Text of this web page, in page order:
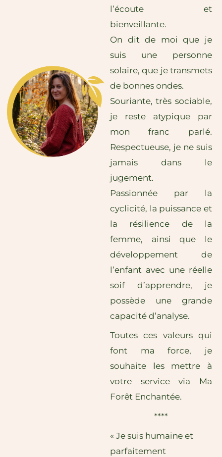
l’écoute et
bienveillante.
On dit de moi que je
suis une personne
solaire, que je transmets
de bonnes ondes.
Souriante, très sociable,
je reste atypique par
mon franc parlé.
Respectueuse, je ne suis
jamais dans le
jugement.
Passionnée par la
cyclicité, la puissance et
la résilience de la
femme, ainsi que le
développement de
l’enfant avec une réelle
soif d’apprendre, je
possède une grande
capacité d’analyse.
Toutes ces valeurs qui
font ma force, je
souhaite les mettre à
votre service via Ma
Forêt Enchantée.
****
« Je suis humaine et
parfaitement